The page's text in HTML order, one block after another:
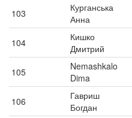
103
Курганська
Анна
104
Кишко
Дмитрий
105
Nemashkalo
Dima
106
Гавриш
Богдан